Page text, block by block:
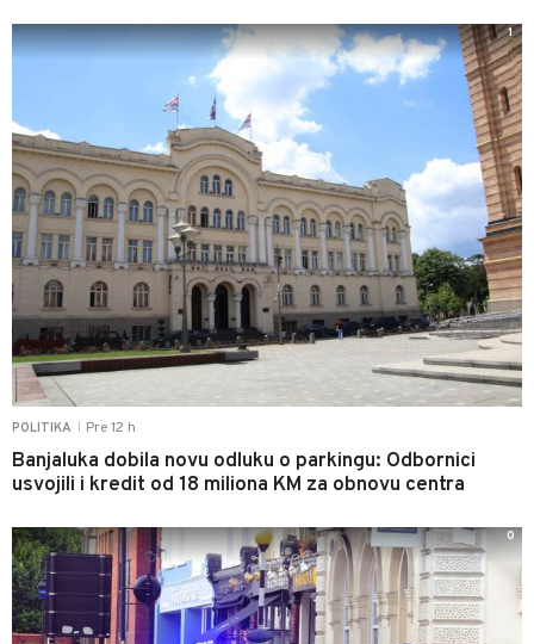
POLITIKA Pre 12 h
Banjaluka dobila novu odluku o parkingu: Odbornici
usvojili i kredit od 18 miliona KM za obnovu centra
1
0